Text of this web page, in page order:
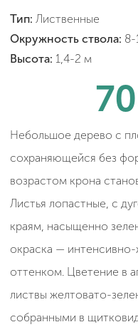
Тип: Лиственные
Окружность ствола: 8-
Высота: 1,4-2 м
Небольшое дерево с
сохраняющейся без
возрастом крона
Листья лопастные, с
краям, насыщенно
окраска —
оттенком. Цветение в
листвы желтовато-
собранными в